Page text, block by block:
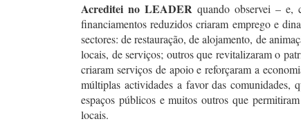
Acreditei no LEADER quando observei – e,
financiamentos reduzidos criaram emprego e
sectores: de restauração, de alojamento, de
locais, de serviços; outros que revitalizaram o
criaram serviços de apoio e reforçaram a
múltiplas actividades a favor das comunidades,
espaços públicos e muitos outros que
locais.